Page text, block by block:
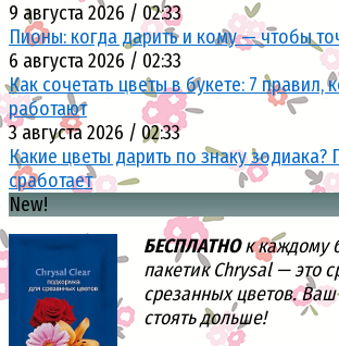
9 августа 2026 / 02:33
Пионы: когда дарить и кому — чтобы
6 августа 2026 / 02:33
Как сочетать цветы в букете: 7 правил,
работают
3 августа 2026 / 02:33
Какие цветы дарить по знаку
сработает
New!
БЕСПЛАТНОк каждому
пакетик Chrysal — это
срезанных цветов. Ваш
стоять дольше!